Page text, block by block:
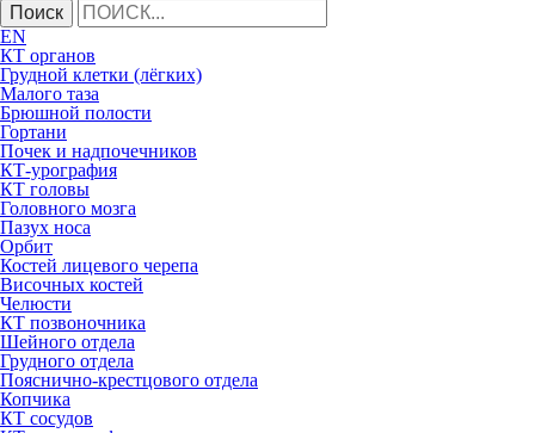
Поиск
EN
КТ органов
Грудной клетки (лёгких)
Малого таза
Брюшной полости
Гортани
Почек и надпочечников
КТ-урография
КТ головы
Головного мозга
Пазух носа
Орбит
Костей лицевого черепа
Височных костей
Челюсти
КТ позвоночника
Шейного отдела
Грудного отдела
Пояснично-крестцового отдела
Копчика
КТ сосудов